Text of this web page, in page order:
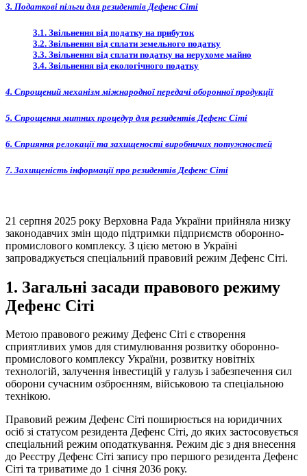
3. Податкові пільги для резидентів Дефенс Сіті
3.1. Звільнення від податку на прибуток
3.2. Звільнення від сплати земельного податку
3.3. Звільнення від сплати податку на нерухоме майно
3.4. Звільнення від екологічного податку
4. Спрощений механізм міжнародної передачі оборонної продукції
5. Спрощення митних процедур для резидентів Дефенс Сіті
6. Сприяння релокації та захищеності виробничих потужностей
7. Захищеність інформації про резидентів Дефенс Сіті
21 серпня 2025 року Верховна Рада України прийняла низку
законодавчих змін щодо підтримки підприємств оборонно-
промислового комплексу. З цією метою в Україні
запроваджується спеціальний правовий режим Дефенс Сіті.
1. Загальні засади правового режиму
Дефенс Сіті
Метою правового режиму Дефенс Сіті є створення
сприятливих умов для стимулювання розвитку оборонно-
промислового комплексу України, розвитку новітніх
технологій, залучення інвестицій у галузь і забезпечення сил
оборони сучасним озброєнням, військовою та спеціальною
технікою.
Правовий режим Дефенс Сіті поширюється на юридичних
осіб зі статусом резидента Дефенс Сіті, до яких застосовується
спеціальний режим оподаткування. Режим діє з дня внесення
до Реєстру Дефенс Сіті запису про першого резидента Дефенс
Сіті та триватиме до 1 січня 2036 року.